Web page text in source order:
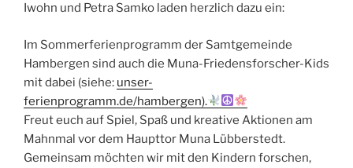
Iwohn und Petra Samko laden herzlich dazu ein:
Im Sommerferienprogramm der Samtgemeinde
Hambergen sind auch die Muna-Friedensforscher-Kids
mit dabei (siehe: unser-
ferienprogramm.de/hambergen).
Freut euch auf Spiel, Spaß und kreative Aktionen am
Mahnmal vor dem Haupttor Muna Lübberstedt.
Gemeinsam möchten wir mit den Kindern forschen,